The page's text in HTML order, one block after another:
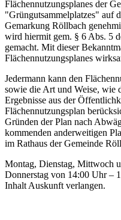
Flächennutzungsplanes der
"Grüngutsammelplatzes" auf
Gemarkung Röllbach
wird hiermit gem. § 6 Abs. 5
gemacht. Mit dieser
Flächennutzungsplanes
Jedermann kann den
sowie die Art und Weise, wie
Ergebnisse aus der
Flächennutzungsplan
Gründen der Plan nach
kommenden anderweitigen
im Rathaus der Gemeinde
Montag, Dienstag, Mittwoch
Donnerstag von 14:00 Uhr –
Inhalt Auskunft verlangen.